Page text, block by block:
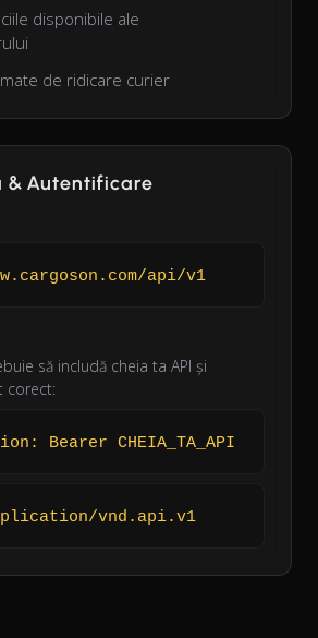
disponibile ale
de ridicare curier
& Autentificare
api/v1
să includă cheia ta API și
corect:
Bearer CHEIA_TA_API
vnd.api.v1